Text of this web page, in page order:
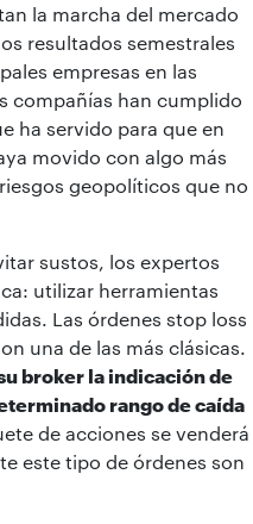
la marcha del mercado
resultados semestrales
empresas en las
compañías han cumplido
ha servido para que en
movido con algo más
geopolíticos que no
sustos, los expertos
utilizar herramientas
Las órdenes stop loss
una de las más clásicas.
broker la indicación de
rango de caída
de acciones se venderá
este tipo de órdenes son